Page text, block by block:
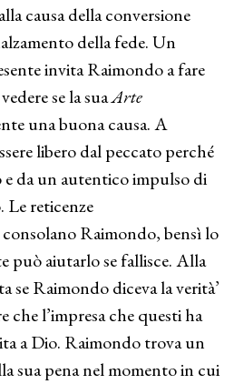
causa della conversione
della fede. Un
invita Raimondo a fare
se la suaArte
una buona causa. A
libero dal peccato perché
e da un autentico impulso di
Le reticenze
Raimondo, bensì lo
può aiutarlo se fallisce. Alla
se Raimondo diceva la verità’
che l’impresa che questi ha
a Dio. Raimondo trova un
sua pena nel momento in cui